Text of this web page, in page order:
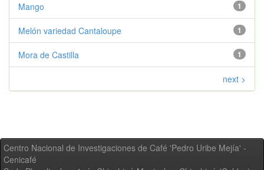
1
Mango
1
Melón variedad Cantaloupe
1
Mora de Castilla
next >
Centro Nacional de Investigaciones de Café 'Pedro Uribe Mejía' -
Cenicafé